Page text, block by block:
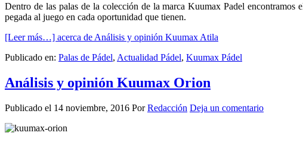
Dentro de las palas de la colección de la marca Kuumax Padel encontramos
pegada al juego en cada oportunidad que tienen.
[Leer más…] acerca de Análisis y opinión Kuumax Atila
Publicado en: Palas de Pádel, Actualidad Pádel, Kuumax Pádel
Análisis y opinión Kuumax Orion
Publicado el 14 noviembre, 2016 PorRedacción Deja un comentario